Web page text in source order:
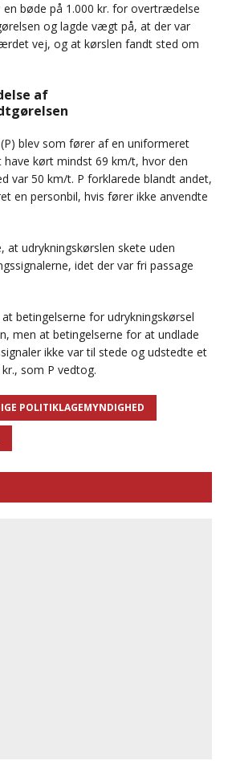
bøde på 1.000 kr. for overtrædelse
og lagde vægt på, at der var
vej, og at kørslen fandt sted om
af
blev som fører af en uniformeret
kørt mindst 69 km/t, hvor den
var 50 km/t. P forklarede blandt andet,
en personbil, hvis fører ikke anvendte
at udrykningskørslen skete uden
idet der var fri passage
betingelserne for udrykningskørsel
men at betingelserne for at undlade
ikke var til stede og udstedte et
som P vedtog.
POLITIKLAGEMYNDIGHED